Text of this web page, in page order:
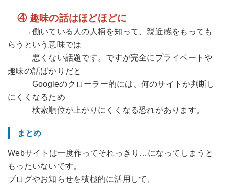
④ 趣味の話はほどほどに
→働いている人の人柄を知って、親近感をもっても
らうという意味では
悪くない話題です。ですが完全にプライベートや
趣味の話ばかりだと
Googleのクローラー的には、何のサイトか判断し
にくくなるため
検索順位が上がりにくくなる恐れがあります。
まとめ
Webサイトは一度作ってそれっきり…になってしまうと
もったいないです。
ブログやお知らせを積極的に活用して、